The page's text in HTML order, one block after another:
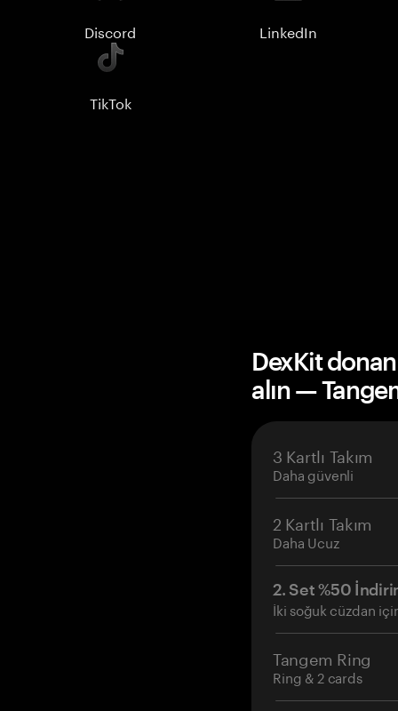
Discord LinkedIn
TikTok
DexKit
alın —
3 Kartlı Takım
Daha güvenli
2 Kartlı Takım
Daha Ucuz
2. Set %50
İki soğuk cüzdan
Tangem Ring
Ring & 2 cards